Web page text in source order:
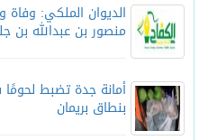
الديوان الملكي: وفاة
منصور بن عبدالله بن
أمانة جدة تضبط
بنطاق بريمان